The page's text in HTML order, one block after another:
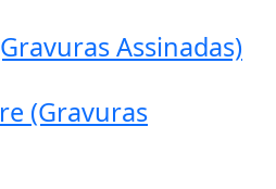
Assinadas)
(Gravuras